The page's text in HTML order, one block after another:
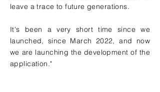
leave a trace to future generations.
It's been a very short time since we
launched, since March 2022, and now
we are launching the development of the
application."